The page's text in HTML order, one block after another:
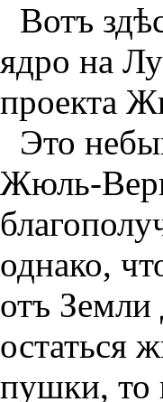
Вотъ
ядро на
проекта
Это
Жюль-
однако,
отъ
остаться
пушки, то